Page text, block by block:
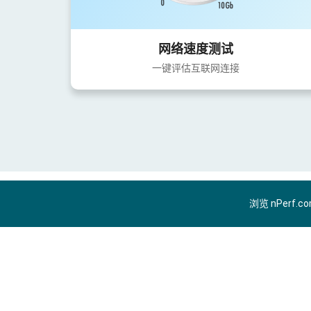
网络速度测试
一键评估互联网连接
浏览